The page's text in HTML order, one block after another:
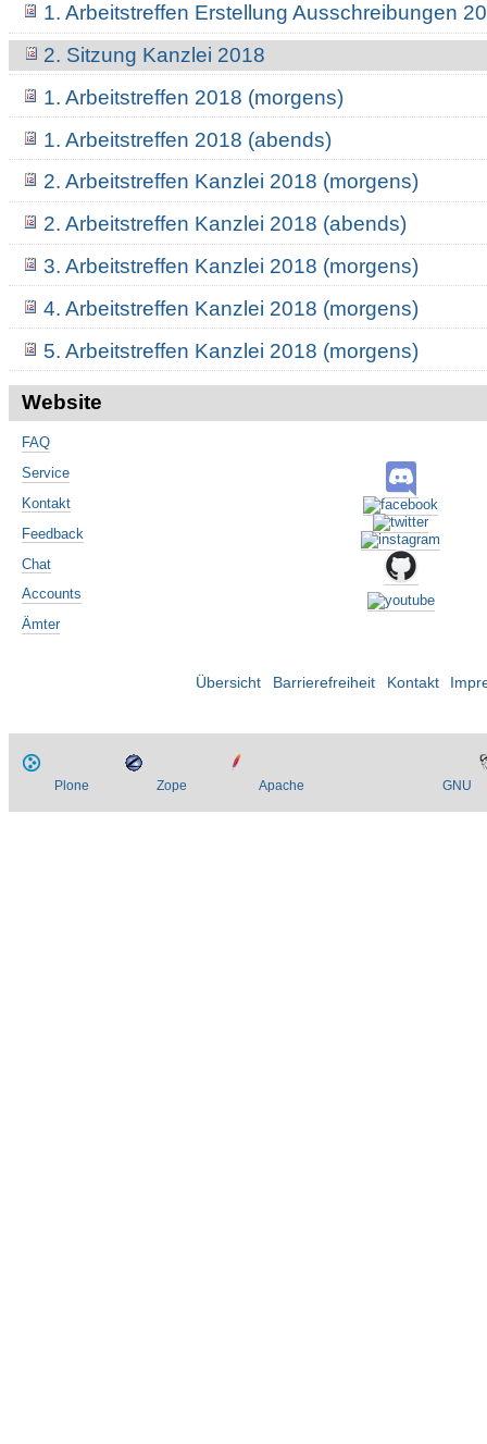
1. Arbeitstreffen Erstellung Ausschreibungen
2. Sitzung Kanzlei 2018
1. Arbeitstreffen 2018 (morgens)
1. Arbeitstreffen 2018 (abends)
2. Arbeitstreffen Kanzlei 2018 (morgens)
2. Arbeitstreffen Kanzlei 2018 (abends)
3. Arbeitstreffen Kanzlei 2018 (morgens)
4. Arbeitstreffen Kanzlei 2018 (morgens)
5. Arbeitstreffen Kanzlei 2018 (morgens)
Website
FAQ
Service
Kontakt
Feedback
Chat
Accounts
Ämter
Übersicht Barrierefreiheit Kontakt
Plone Zope Apache GNU